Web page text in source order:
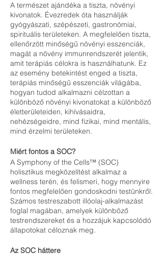
A természet ajándéka a tiszta, növényi
kivonatok. Évezredek óta használják
gyógyászati, szépészeti, gastronómiai,
spirituális területeken. A megfelelően tiszta,
ellenőrzött minőségű növényi esszenciák,
magát a növény immunrendszerét jelentik,
amit terápiás célokra is használhatunk. Ez
az esemény betekintést enged a tiszta,
terápiás minőségű esszenciák világába,
hogyan tudod alkalmazni célzottan a
különböző növényi kivonatokat a különböző
életterületeiden, kihívásaidra,
nehézségeidre, mind fizikai, mind mentális,
mind érzelmi területeken.
Miért fontos a SOC?
A Symphony of the Cells™ (SOC)
holisztikus megközelítést alkalmaz a
wellness terén, és felismeri, hogy mennyire
fontos megfelelően gondoskodni testünkről.
Számos testreszabott illóolaj-alkalmazást
foglal magában, amelyek különböző
testrendszereket és a hozzájuk kapcsolódó
állapotokat céloznak meg.
Az SOC háttere